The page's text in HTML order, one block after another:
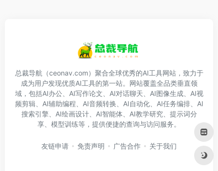
总裁导航（ceonav.com）聚合全球优秀的AI工具网站，致力于
成为用户发现优质AI工具的第一站。网站覆盖全品类垂直领
域，包括AI办公、AI写作论文、AI对话聊天、AI图像生成、AI视
频剪辑、AI辅助编程、AI音频转换、AI自动化、AI任务编排、AI
搜索引擎、AI绘画设计、AI智能体、AI教学研究、提示词分
享、模型训练等，提供便捷的查询与访问服务。
友链申请 免责声明 广告合作 关于我们